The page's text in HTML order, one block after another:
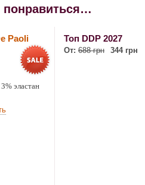
Paoli
эластан
Топ DDP 2027
От: 688 грн 344 грн